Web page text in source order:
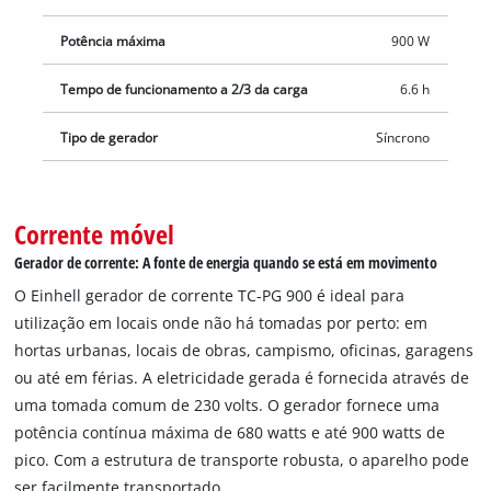
Potência máxima 900 W
Tempo de funcionamento a 2/3 da carga 6.6 h
Tipo de gerador Síncrono
Corrente móvel
Gerador de corrente: A fonte de energia quando se está em movimento
O Einhell gerador de corrente TC-PG 900 é ideal para
utilização em locais onde não há tomadas por perto: em
hortas urbanas, locais de obras, campismo, oficinas, garagens
ou até em férias. A eletricidade gerada é fornecida através de
uma tomada comum de 230 volts. O gerador fornece uma
potência contínua máxima de 680 watts e até 900 watts de
pico. Com a estrutura de transporte robusta, o aparelho pode